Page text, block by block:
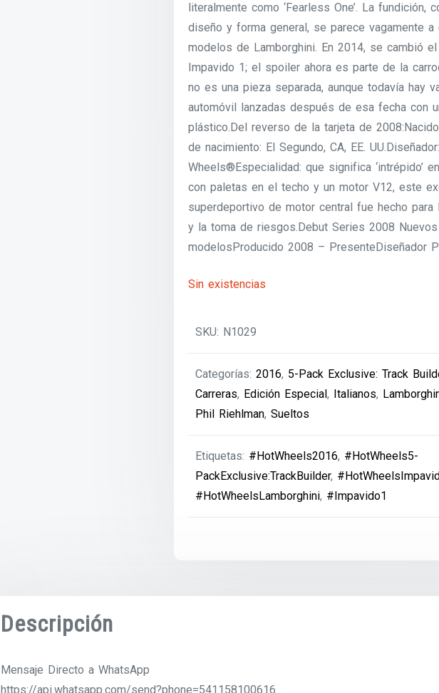
literalmente como ‘Fearless One’. La fundición,
diseño y forma general, se parece vagamente a
modelos de Lamborghini. En 2014, se cambió
Impavido 1; el spoiler ahora es parte de la
no es una pieza separada, aunque todavía hay
automóvil lanzadas después de esa fecha con
plástico.Del reverso de la tarjeta de
de nacimiento: El Segundo, CA, EE.
Wheels®Especialidad: que significa ‘intrépido’
con paletas en el techo y un motor V12, este
superdeportivo de motor central fue hecho para
y la toma de riesgos.Debut Series 2008 Nuevos
modelosProducido 2008 – PresenteDiseñador
Sin existencias
SKU: N1029
Categorías:2016, 5-Pack Exclusive: Track
Carreras, Edición Especial, Italianos,
Phil Riehlman,Sueltos
Etiquetas: #HotWheels2016, #HotWheels5-
PackExclusive:TrackBuilder,
#HotWheelsLamborghini, #Impavido1
Descripción
Mensaje Directo a WhatsApp
https://api.whatsapp.com/send?phone=541158100616